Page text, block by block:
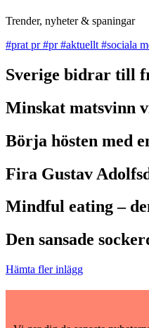
Trender, nyheter & spaningar
#prat pr #pr #aktuellt #sociala
Sverige bidrar till
Minskat matsvinn
Börja hösten med
Fira Gustav
Mindful eating –
Den sansade
Hämta fler inlägg